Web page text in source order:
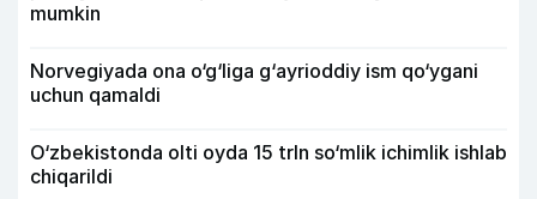
mumkin
Norvegiyada ona o‘g‘liga g‘ayrioddiy ism qo‘ygani
uchun qamaldi
O‘zbekistonda olti oyda 15 trln so‘mlik ichimlik ishlab
chiqarildi